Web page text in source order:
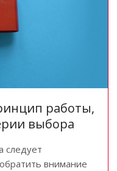
работы,
выбора
следует
внимание